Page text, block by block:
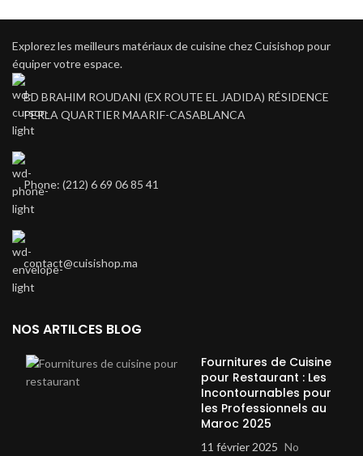
Explorez les meilleurs matériaux de cuisine chez Cuisishop pour
équiper votre espace.
BD BRAHIM ROUDANI (EX ROUTE EL JADIDA) RÉSIDENCE
PERLA QUARTIER MAARIF-CASABLANCA
Phone: (212) 6 69 06 85 41
contact@cuisishop.ma
NOS ARTILCES BLOG
Fournitures de Cuisine
pour Restaurant : Les
Incontournables pour
les Professionnels au
Maroc 2025
11 février 2025 No